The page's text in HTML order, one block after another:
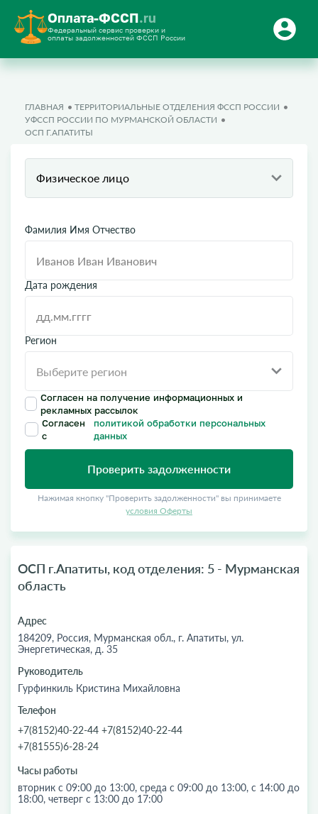
Оплата-ФССП.ru
Федеральный сервис проверки и
оплаты задолженностей ФССП России
ГЛАВНАЯ
ТЕРРИТОРИАЛЬНЫЕ ОТДЕЛЕНИЯ ФССП РОССИИ
УФССП РОССИИ ПО МУРМАНСКОЙ ОБЛАСТИ
ОСП Г.АПАТИТЫ
Физическое лицо
Фамилия Имя Отчество
Дата рождения
Регион
Согласен на получение информационных и
рекламных рассылок
Согласен
с
политикой обработки персональных
данных
Проверить задолженности
Нажимая кнопку "Проверить задолженности" вы принимаете
условия Оферты
ОСП г.Апатиты, код отделения: 5 - Мурманская
область
Адрес
184209, Россия, Мурманская обл., г. Апатиты, ул.
Энергетическая, д. 35
Руководитель
Гурфинкиль Кристина Михайловна
Телефон
+7(8152)40-22-44 +7(8152)40-22-44
+7(81555)6-28-24
Часы работы
вторник с 09:00 до 13:00, среда с 09:00 до 13:00, с 14:00 до
18:00, четверг с 13:00 до 17:00